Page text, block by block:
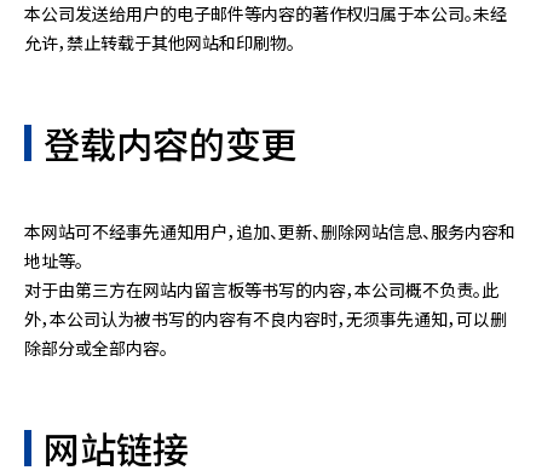
本公司发送给用户的电子邮件等内容的著作权归属于本公司。未经
允许，禁止转载于其他网站和印刷物。
登载内容的变更
本网站可不经事先通知用户，追加、更新、删除网站信息、服务内容和
地址等。
对于由第三方在网站内留言板等书写的内容，本公司概不负责。此
外，本公司认为被书写的内容有不良内容时，无须事先通知，可以删
除部分或全部内容。
网站链接